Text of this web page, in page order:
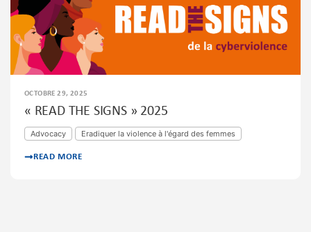
OCTOBRE 29, 2025
« READ THE SIGNS » 2025
Advocacy Eradiquer la violence à l'égard des femmes
READ MORE